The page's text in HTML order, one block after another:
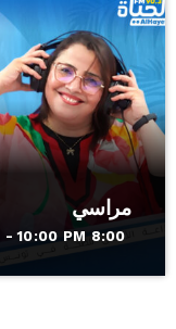
مراسي
8:00 PM - 10:00 PM